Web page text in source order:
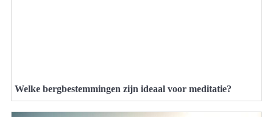
Welke bergbestemmingen zijn ideaal voor meditatie?